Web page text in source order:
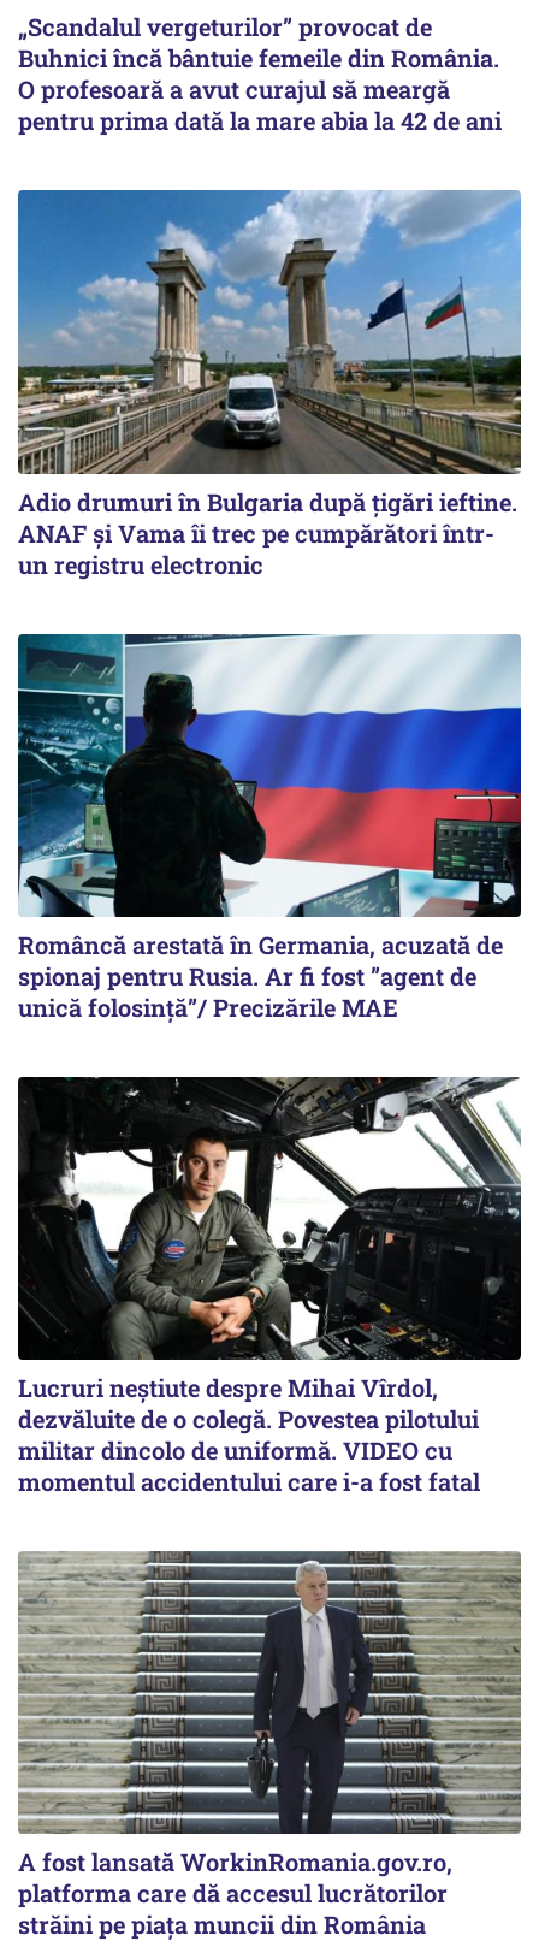
„Scandalul vergeturilor” provocat de
Buhnici încă bântuie femeile din România.
O profesoară a avut curajul să meargă
pentru prima dată la mare abia la 42 de ani
Adio drumuri în Bulgaria după țigări ieftine.
ANAF și Vama îi trec pe cumpărători într-
un registru electronic
Româncă arestată în Germania, acuzată de
spionaj pentru Rusia. Ar fi fost ”agent de
unică folosință”/ Precizările MAE
Lucruri neștiute despre Mihai Vîrdol,
dezvăluite de o colegă. Povestea pilotului
militar dincolo de uniformă. VIDEO cu
momentul accidentului care i-a fost fatal
A fost lansată WorkinRomania.gov.ro,
platforma care dă accesul lucrătorilor
străini pe piața muncii din România